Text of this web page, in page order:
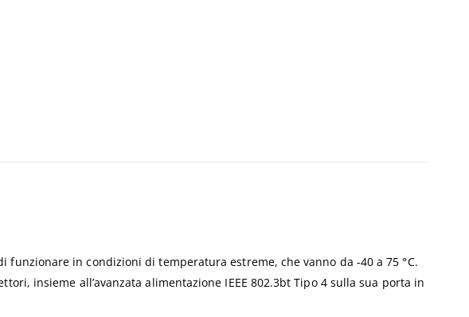
in condizioni di temperatura estreme, che vanno da -40 a 75 °C.
insieme all’avanzata alimentazione IEEE 802.3bt Tipo 4 sulla sua porta in